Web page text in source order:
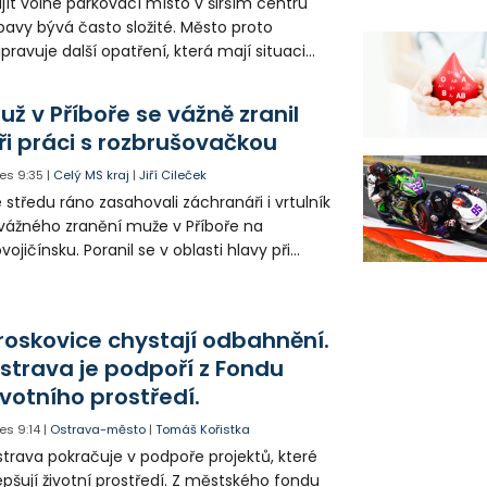
bývá často složité. Město proto
další opatření, která mají situaci
řidiče v parkovacích zónách.
v Příboře se vážně zranil
práci s rozbrušovačkou
9:35 | Celý MS kraj |Jiří Cileček
středu ráno zasahovali záchranáři i vrtulník
zranění muže v Příboře na
Poranil se v oblasti hlavy při
chystají odbahnění.
je podpoří z Fondu
prostředí.
9:14 | Ostrava-město |Tomáš Kořistka
pokračuje v podpoře projektů, které
životní prostředí. Z městského fondu